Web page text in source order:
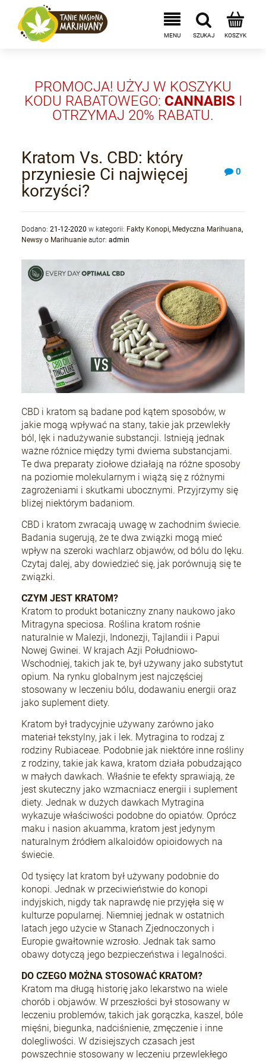
PROMOCJA! UŻYJ W KOSZYKU
KODU RABATOWEGO: CANNABIS I
OTRZYMAJ 20% RABATU.
Kratom Vs. CBD: który
przyniesie Ci najwięcej
korzyści?
0
Dodano:21-12-2020 w kategorii: Fakty Konopi, Medyczna Marihuana,
Newsy o Marihuanie autor:admin
CBD i kratom są badane pod kątem sposobów, w
jakie mogą wpływać na stany, takie jak przewlekły
ból, lęk i nadużywanie substancji. Istnieją jednak
ważne różnice między tymi dwiema substancjami.
Te dwa preparaty ziołowe działają na różne sposoby
na poziomie molekularnym i wiążą się z różnymi
zagrożeniami i skutkami ubocznymi. Przyjrzymy się
bliżej niektórym badaniom.
CBD i kratom zwracają uwagę w zachodnim świecie.
Badania sugerują, że te dwa związki mogą mieć
wpływ na szeroki wachlarz objawów, od bólu do lęku.
Czytaj dalej, aby dowiedzieć się, jak porównują się te
związki.
CZYM JEST KRATOM?
Kratom to produkt botaniczny znany naukowo jako
Mitragyna speciosa. Roślina kratom rośnie
naturalnie w Malezji, Indonezji, Tajlandii i Papui
Nowej Gwinei. W krajach Azji Południowo-
Wschodniej, takich jak te, był używany jako substytut
opium. Na rynku globalnym jest najczęściej
stosowany w leczeniu bólu, dodawaniu energii oraz
jako suplement diety.
Kratom był tradycyjnie używany zarówno jako
materiał tekstylny, jak i lek. Mytragina to rodzaj z
rodziny Rubiaceae. Podobnie jak niektóre inne rośliny
z rodziny, takie jak kawa, kratom działa pobudzająco
w małych dawkach. Właśnie te efekty sprawiają, że
jest skuteczny jako wzmacniacz energii i suplement
diety. Jednak w dużych dawkach Mytragina
wykazuje właściwości podobne do opiatów. Oprócz
maku i nasion akuamma, kratom jest jedynym
naturalnym źródłem alkaloidów opioidowych na
świecie.
Od tysięcy lat kratom był używany podobnie do
konopi. Jednak w przeciwieństwie do konopi
indyjskich, nigdy tak naprawdę nie przyjęła się w
kulturze popularnej. Niemniej jednak w ostatnich
latach jego użycie w Stanach Zjednoczonych i
Europie gwałtownie wzrosło. Jednak tak samo
obawy dotyczą jego bezpieczeństwa i legalności.
DO CZEGO MOŻNA STOSOWAĆ KRATOM?
Kratom ma długą historię jako lekarstwo na wiele
chorób i objawów. W przeszłości był stosowany w
leczeniu problemów, takich jak gorączka, kaszel, bóle
mięśni, biegunka, nadciśnienie, zmęczenie i inne
dolegliwości. W dzisiejszych czasach jest
powszechnie stosowany w leczeniu przewlekłego